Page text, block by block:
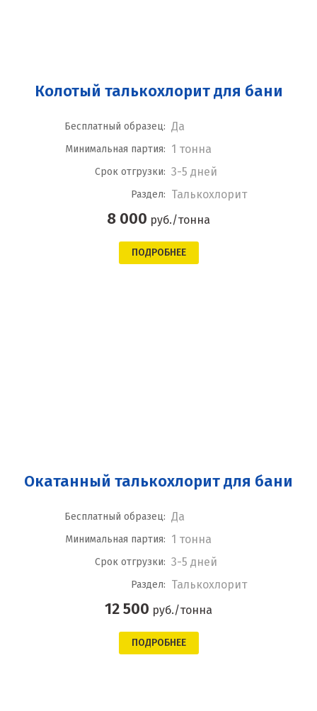
Колотый талькохлорит для бани
Бесплатный образец: Да
Минимальная партия: 1 тонна
Срок отгрузки: 3-5 дней
Раздел: Талькохлорит
8 000 руб./тонна
ПОДРОБНЕЕ
Окатанный талькохлорит для бани
Бесплатный образец: Да
Минимальная партия: 1 тонна
Срок отгрузки: 3-5 дней
Раздел: Талькохлорит
12 500 руб./тонна
ПОДРОБНЕЕ